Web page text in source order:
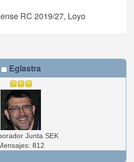
RC 2019/27, Loyo
Eglastra
Junta SEK
812